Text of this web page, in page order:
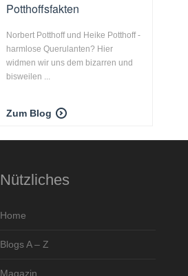
Potthoffsfakten
Norbert Potthoff und Heike Potthoff -
harmlose Querulanten? Hier
widmen wir uns dem bizarren und
bisweilen ...
Zum Blog
Nützliches
Home
Blogs A – Z
Magazin